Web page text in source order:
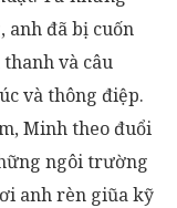
anh đã bị cuốn
và câu
và thông điệp.
Minh theo đuổi
ngôi trường
anh rèn giũa kỹ